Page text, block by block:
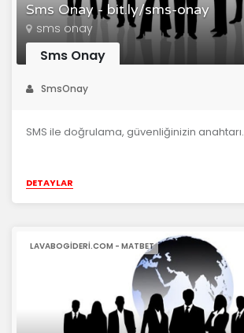
Sms Onay - bit.ly/sms-onay
sms onay
Sms Onay
SmsOnay
SMS ile doğrulama, güvenliğinizin anahtarı.
DETAYLAR
LAVABOGIDERI.COM - MATBET